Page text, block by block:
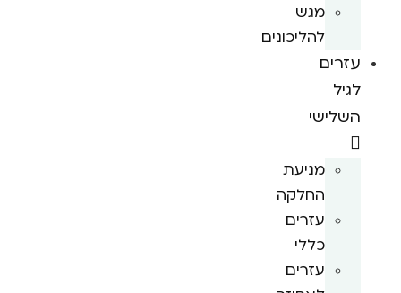
מגש
להליכונים
עזרים
לגיל
השלישי
מניעת
החלקה
עזרים
כללי
עזרים